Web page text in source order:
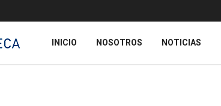
INICIO NOSOTROS NOTICIAS